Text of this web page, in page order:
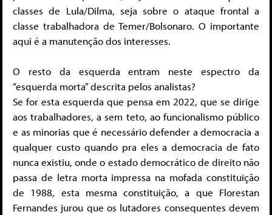
classes de Lula/Dilma, seja sobre o ataque frontal a
classe trabalhadora de Temer/Bolsonaro. O importante
aqui é a manutenção dos interesses.
O resto da esquerda entram neste espectro da
“esquerda morta” descrita pelos analistas?
Se for esta esquerda que pensa em 2022, que se dirige
aos trabalhadores, a sem teto, ao funcionalismo público
e as minorias que é necessário defender a democracia a
qualquer custo quando pra eles a democracia de fato
nunca existiu, onde o estado democrático de direito não
passa de letra morta impressa na mofada constituição
de 1988, esta mesma constituição, a que Florestan
Fernandes jurou que os lutadores consequentes devem